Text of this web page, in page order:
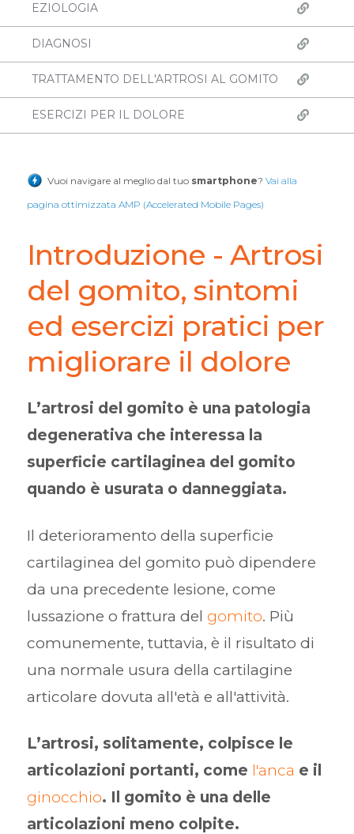
EZIOLOGIA
DIAGNOSI
TRATTAMENTO DELL'ARTROSI AL GOMITO
ESERCIZI PER IL DOLORE
Vuoi navigare al meglio dal tuo smartphone? Vai alla
pagina ottimizzata AMP (Accelerated Mobile Pages)
Introduzione - Artrosi
del gomito, sintomi
ed esercizi pratici per
migliorare il dolore
L’artrosi del gomito è una patologia
degenerativa che interessa la
superficie cartilaginea del gomito
quando è usurata o danneggiata.
Il deterioramento della superficie
cartilaginea del gomito può dipendere
da una precedente lesione, come
lussazione o frattura del gomito. Più
comunemente, tuttavia, è il risultato di
una normale usura della cartilagine
articolare dovuta all'età e all'attività.
L’artrosi, solitamente, colpisce le
articolazioni portanti, come l'anca e il
ginocchio. Il gomito è una delle
articolazioni meno colpite.